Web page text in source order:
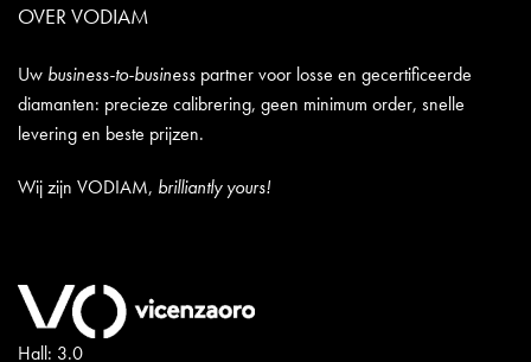
OVER VODIAM
Uw business-to-business partner voor losse en gecertificeerde
diamanten: precieze calibrering, geen minimum order, snelle
levering en beste prijzen.
Wij zijn VODIAM, brilliantly yours!
Hall: 3.0